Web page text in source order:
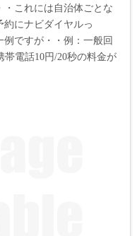
これには自治体ごとな
にナビダイヤルっ
ですが・・例：一般回
帯電話10円/20秒の料金が